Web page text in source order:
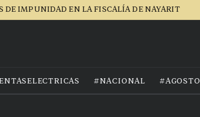
DE IMPUNIDAD EN LA FISCALÍA DE NAYARIT
#NACIONAL